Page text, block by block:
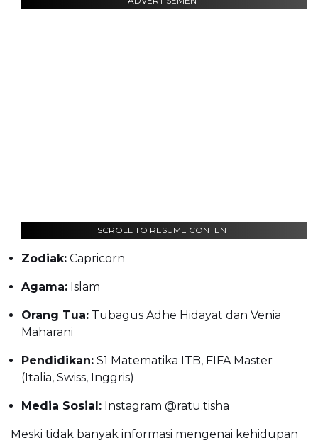
SCROLL TO RESUME CONTENT
Zodiak: Capricorn
Agama: Islam
Orang Tua: Tubagus Adhe Hidayat dan Venia
Maharani
Pendidikan: S1 Matematika ITB, FIFA Master
(Italia, Swiss, Inggris)
Media Sosial: Instagram @ratu.tisha
Meski tidak banyak informasi mengenai kehidupan